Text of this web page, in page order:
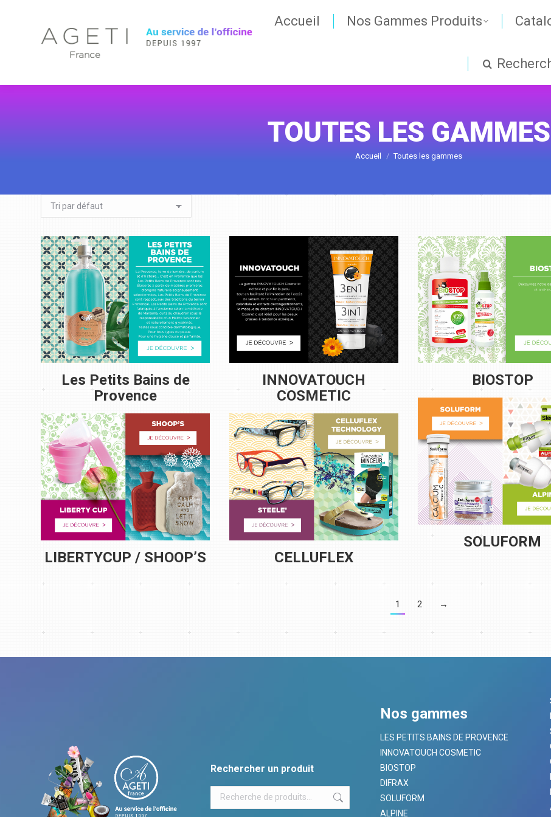
Accueil Nos Gammes Produits
TOUTES LES GAMMES
Vous êtes ici :
Accueil Toutes les gammes
Les Petits Bains de
Provence
INNOVATOUCH
COSMETIC
BIOSTOP
SOLUFORM
LIBERTYCUP / SHOOP’S CELLUFLEX
1 2 →
Rechercher un produit
Nos gammes
LES PETITS BAINS DE PROVENCE
INNOVATOUCH COSMETIC
BIOSTOP
DIFRAX
SOLUFORM
ALPINE